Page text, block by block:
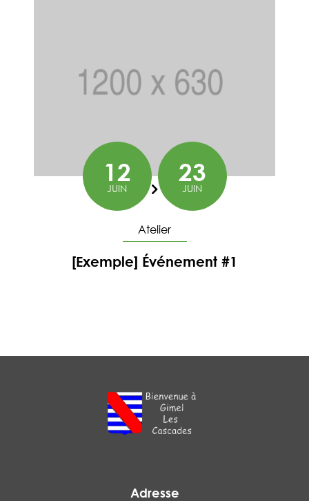
12
JUIN
23
JUIN
Atelier
[Exemple] Événement #1
Adresse